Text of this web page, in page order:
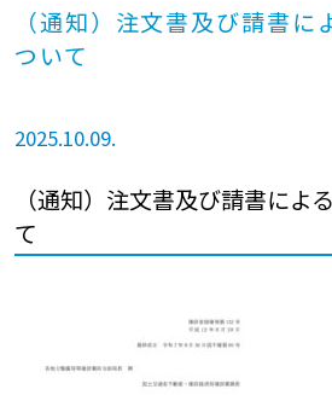
（通知）注文書及び請書に
ついて
2025.10.09.
（通知）注文書及び請書によ
て